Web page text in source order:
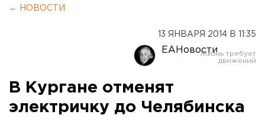
← НОВОСТИ
13 ЯНВАРЯ 2014 В 11:35
ЕАНовости
В Кургане отменят
электричку до Челябинска